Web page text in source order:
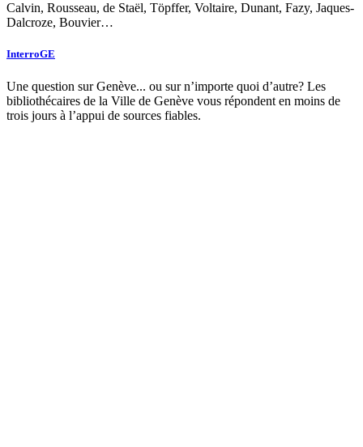
Calvin, Rousseau, de Staël, Töpffer, Voltaire, Dunant, Fazy, Jaques-
Dalcroze, Bouvier…
InterroGE
Une question sur Genève... ou sur n’importe quoi d’autre? Les
bibliothécaires de la Ville de Genève vous répondent en moins de
trois jours à l’appui de sources fiables.